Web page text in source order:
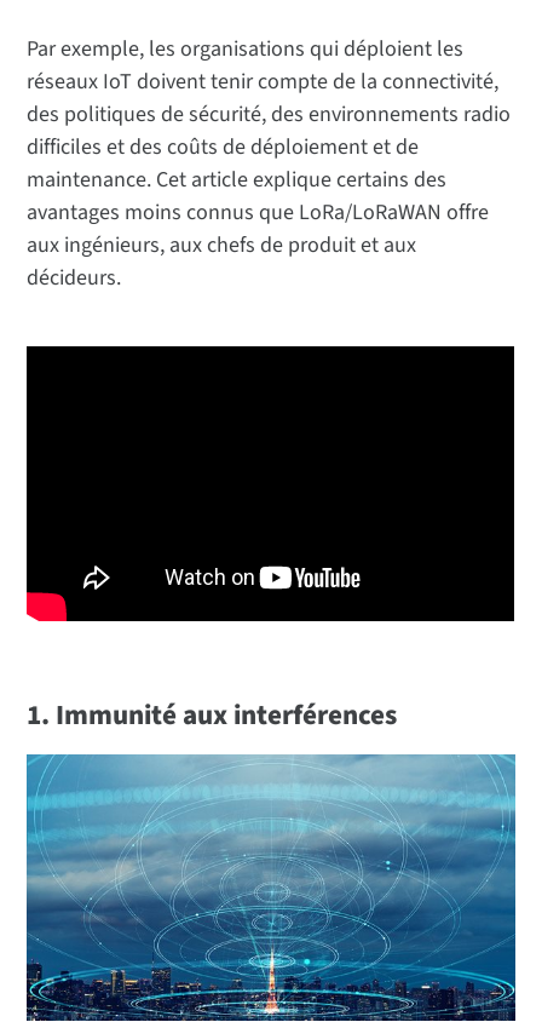
Par exemple, les organisations qui déploient les
réseaux IoT doivent tenir compte de la connectivité,
des politiques de sécurité, des environnements radio
difficiles et des coûts de déploiement et de
maintenance. Cet article explique certains des
avantages moins connus que LoRa/LoRaWAN offre
aux ingénieurs, aux chefs de produit et aux
décideurs.
1. Immunité aux interférences